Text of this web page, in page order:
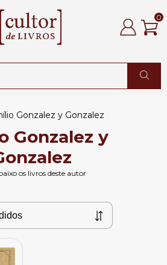
0
Gonzalez y Gonzalez
Gonzalez y
os livros deste autor